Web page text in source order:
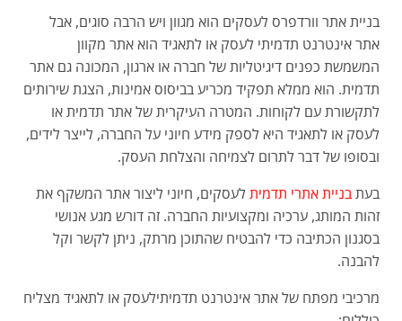
בניית אתר וורדפרס לעסקים הוא מגוון ויש הרבה סוגים, אבל
אתר אינטרנט תדמיתי לעסק או לתאגיד הוא אתר מקוון
המשמשת כפנים דיגיטליות של חברה או ארגון, המכונה גם אתר
תדמית. הוא ממלא תפקיד מכריע בביסוס אמינות, הצגת שירותים
לתקשורת עם לקוחות. המטרה העיקרית של אתר תדמית או
לעסק או לתאגיד היא לספק מידע חיוני על החברה, לייצר לידים,
ובסופו של דבר לתרום לצמיחה והצלחת העסק.
בעתבניית אתרי תדמית לעסקים, חיוני ליצור אתר המשקף את
זהות המותג, ערכיה ומקצועיות החברה. זה דורש מגע אנושי
בסגנון הכתיבה כדי להבטיח שהתוכן מרתק, ניתן לקשר וקל
להבנה.
מרכיבי מפתח של אתר אינטרנט תדמיתילעסק או לתאגיד מצליח